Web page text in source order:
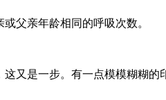
父亲年龄相同的呼吸次数。
又是一步。有一点模模糊糊的